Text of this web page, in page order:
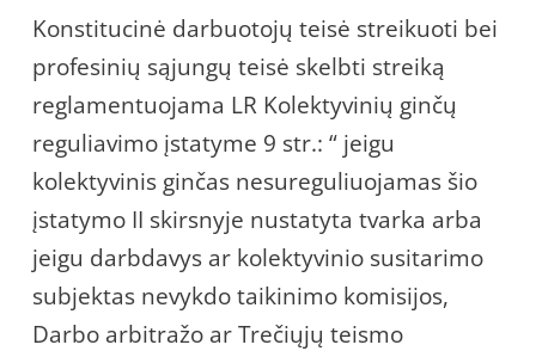
Konstitucinė darbuotojų teisė streikuoti bei
profesinių sąjungų teisė skelbti streiką
reglamentuojama LR Kolektyvinių ginčų
reguliavimo įstatyme 9 str.: “ jeigu
kolektyvinis ginčas nesureguliuojamas šio
įstatymo II skirsnyje nustatyta tvarka arba
jeigu darbdavys ar kolektyvinio susitarimo
subjektas nevykdo taikinimo komisijos,
Darbo arbitražo ar Trečiųjų teismo